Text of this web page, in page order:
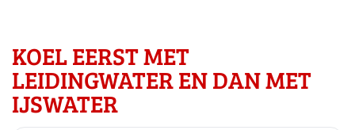
KOEL EERST MET
LEIDINGWATER EN DAN MET
IJSWATER